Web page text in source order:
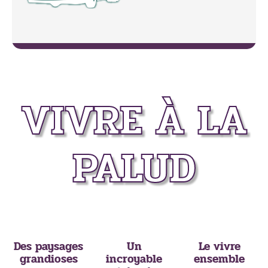
VIVRE À LA
PALUD
Des paysages
grandioses
Un
incroyable
Le vivre
ensemble